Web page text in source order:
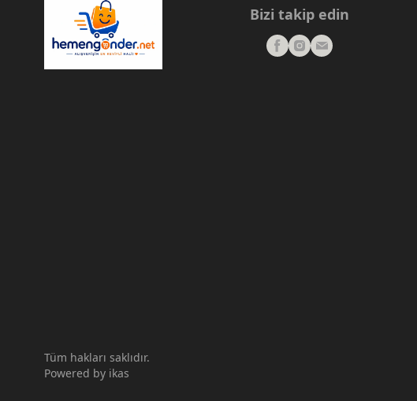
Bizi takip edin
Tüm hakları saklıdır.
Powered by ikas